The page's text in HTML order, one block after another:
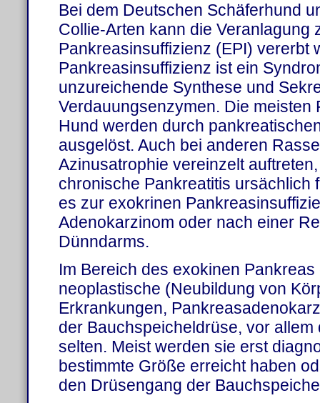
Bei dem Deutschen Schäferhund
Collie-Arten kann die Veranlagung
Pankreasinsuffizienz (EPI) vererbt
Pankreasinsuffizienz ist ein
unzureichende Synthese und
Verdauungsenzymen. Die meisten
Hund werden durch
ausgelöst. Auch bei anderen
Azinusatrophie vereinzelt
chronische Pankreatitis ursächlich
es zur exokrinen
Adenokarzinom oder nach einer
Dünndarms.
Im Bereich des exokinen
neoplastische (Neubildung von
Erkrankungen,
der Bauchspeicheldrüse, vor allem
selten. Meist werden sie erst
bestimmte Größe erreicht haben
den Drüsengang der